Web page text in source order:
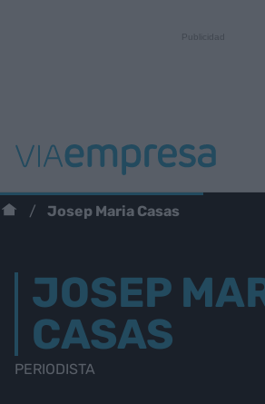
Josep Maria Casas
JOSEP
CASAS
PERIODISTA